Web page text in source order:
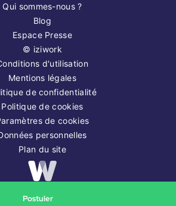
Postuler
Qui sommes-nous ?
Blog
Espace Presse
© iziwork
d'utilisation
Mentions légales
de confidentialité
Politique de cookies
de cookies
personnelles
Plan du site